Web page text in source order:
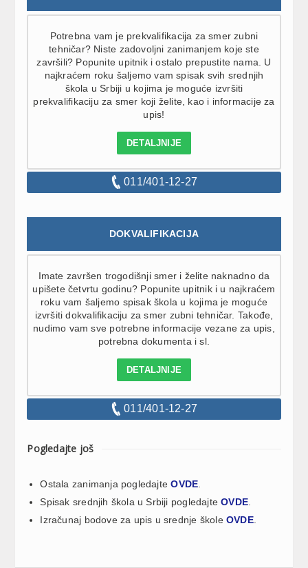
Potrebna vam je prekvalifikacija za smer zubni
tehničar? Niste zadovoljni zanimanjem koje ste
završili? Popunite upitnik i ostalo prepustite nama. U
najkraćem roku šaljemo vam spisak svih srednjih
škola u Srbiji u kojima je moguće izvršiti
prekvalifikaciju za smer koji želite, kao i informacije za
upis!
DETALJNIJE
011/401-12-27
DOKVALIFIKACIJA
Imate završen trogodišnji smer i želite naknadno da
upišete četvrtu godinu? Popunite upitnik i u najkraćem
roku vam šaljemo spisak škola u kojima je moguće
izvršiti dokvalifikaciju za smer zubni tehničar. Takođe,
nudimo vam sve potrebne informacije vezane za upis,
potrebna dokumenta i sl.
DETALJNIJE
011/401-12-27
Pogledajte još
Ostala zanimanja pogledajteOVDE
Spisak srednjih škola u Srbiji pogledajteOVDE
Izračunaj bodove za upis u srednje školeOVDE.